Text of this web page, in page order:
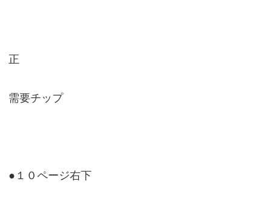
正
需要チップ
●１０ページ右下